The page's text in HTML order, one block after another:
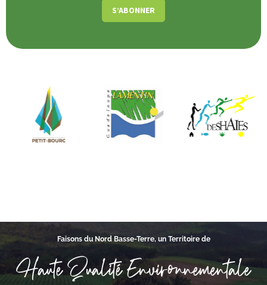
Faisons du Nord Basse-Terre, un Territoire de
Haute Qualité Environnementale